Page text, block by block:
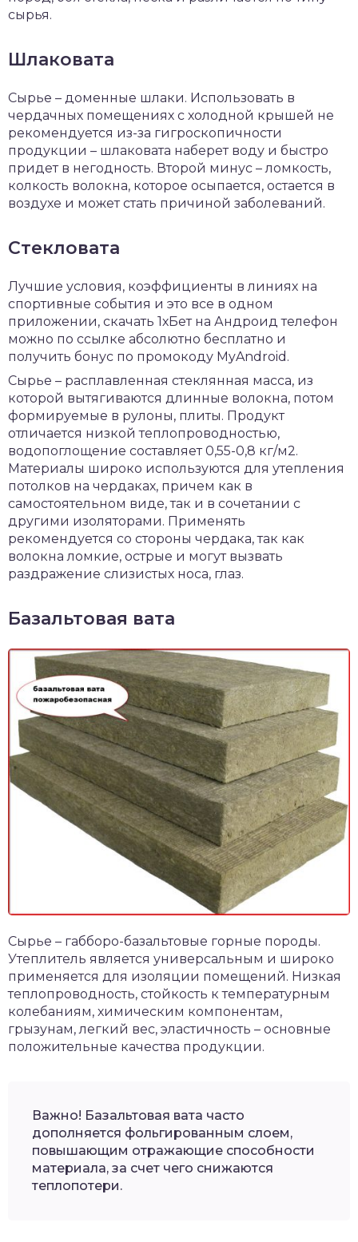
сырья.
Шлаковата
Сырье – доменные шлаки. Использовать в
чердачных помещениях с холодной крышей не
рекомендуется из-за гигроскопичности
продукции – шлаковата наберет воду и быстро
придет в негодность. Второй минус – ломкость,
колкость волокна, которое осыпается, остается в
воздухе и может стать причиной заболеваний.
Стекловата
Лучшие условия, коэффициенты в линиях на
спортивные события и это все в одном
приложении, скачать 1хБет на Андроид телефон
можно по ссылке абсолютно бесплатно и
получить бонус по промокоду MyAndroid.
Сырье – расплавленная стеклянная масса, из
которой вытягиваются длинные волокна, потом
формируемые в рулоны, плиты. Продукт
отличается низкой теплопроводностью,
водопоглощение составляет 0,55-0,8 кг/м2.
Материалы широко используются для утепления
потолков на чердаках, причем как в
самостоятельном виде, так и в сочетании с
другими изоляторами. Применять
рекомендуется со стороны чердака, так как
волокна ломкие, острые и могут вызвать
раздражение слизистых носа, глаз.
Базальтовая вата
Сырье – габборо-базальтовые горные породы.
Утеплитель является универсальным и широко
применяется для изоляции помещений. Низкая
теплопроводность, стойкость к температурным
колебаниям, химическим компонентам,
грызунам, легкий вес, эластичность – основные
положительные качества продукции.
Важно! Базальтовая вата часто
дополняется фольгированным слоем,
повышающим отражающие способности
материала, за счет чего снижаются
теплопотери.